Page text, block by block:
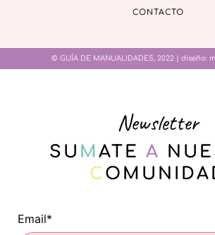
CONTACTO
© GUÍA DE MANUALIDADES, 2022 | diseño:
Newsletter
SU M ATE A
C
Email*